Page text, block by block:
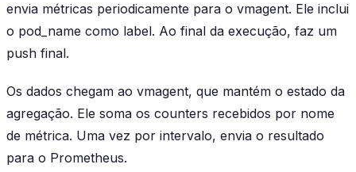
envia métricas periodicamente para o vmagent. Ele inclui
o pod_name como label. Ao final da execução, faz um
push final.
Os dados chegam ao vmagent, que mantém o estado da
agregação. Ele soma os counters recebidos por nome
de métrica. Uma vez por intervalo, envia o resultado
para o Prometheus.